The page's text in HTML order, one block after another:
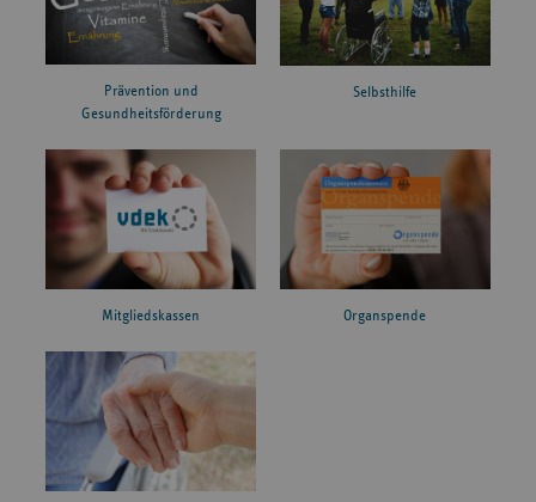
Prävention und
Gesundheitsförderung
Selbsthilfe
Mitgliedskassen Organspende